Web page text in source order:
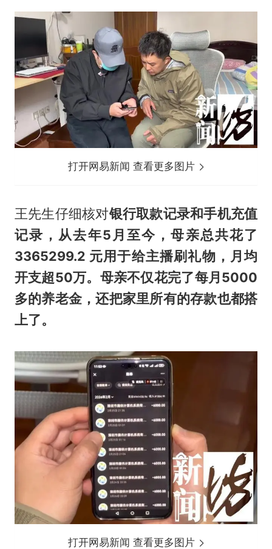
打开网易新闻 查看更多图片
王先生仔细核对银行取款记录和手机充值
记录，从去年5月至今，母亲总共花了
3365299.2 元用于给主播刷礼物，月均
开支超50万。母亲不仅花完了每月5000
多的养老金，还把家里所有的存款也都搭
上了。
打开网易新闻 查看更多图片